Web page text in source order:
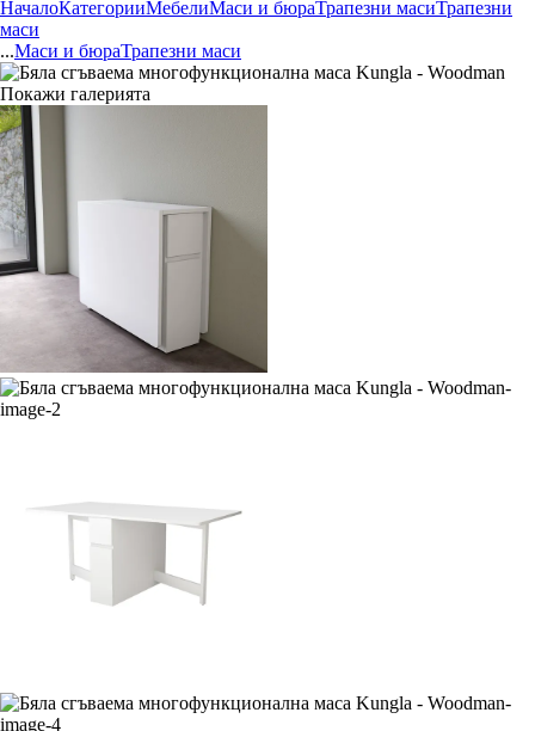
НачалоКатегорииМебелиМаси и бюраТрапезни масиТрапезни
маси
...Маси и бюраТрапезни маси
Покажи галерията